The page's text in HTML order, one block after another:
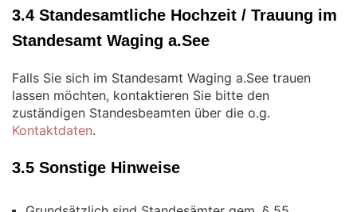
3.4 Standesamtliche Hochzeit / Trauung im
Standesamt Waging a.See
Falls Sie sich im Standesamt Waging a.See trauen
lassen möchten, kontaktieren Sie bitte den
zuständigen Standesbeamten über die o.g.
Kontaktdaten.
3.5 Sonstige Hinweise